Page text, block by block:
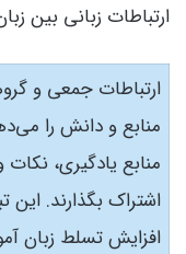
ارتباطات زبانی بین
ارتباطات جمعی و
منابع و دانش را
منابع یادگیری، نکات
اشتراک بگذارند.
افزایش تسلط زبان